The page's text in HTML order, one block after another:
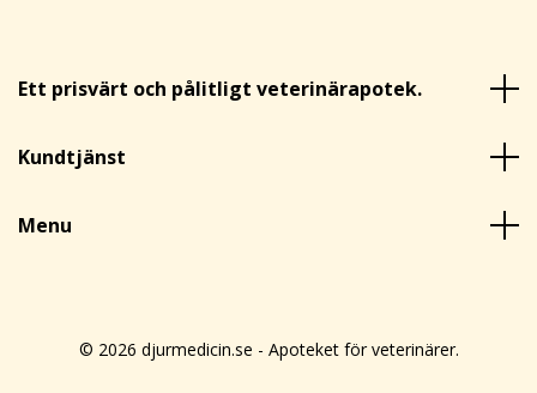
Ett prisvärt och pålitligt veterinärapotek.
Kundtjänst
Menu
© 2026 djurmedicin.se - Apoteket för veterinärer.